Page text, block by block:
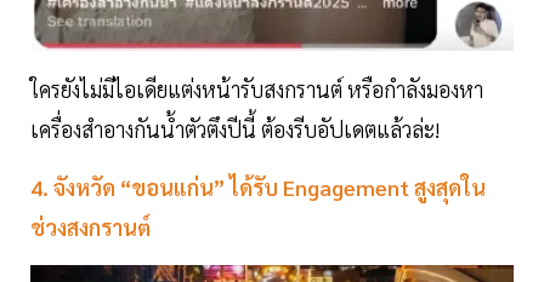
ใครยังไม่มีไอเดียแต่งหน้ารับสงกรานต์ หรือกำลังมองหา
เครื่องสำอางกันน้ำตัวตึงปีนี้ ต้องรีบอัปเดตแล้วล่ะ!
4. จังหวัด “ขอนแก่น” ได้รับ Engagement สูงสุดใน
ช่วงสงกรานต์